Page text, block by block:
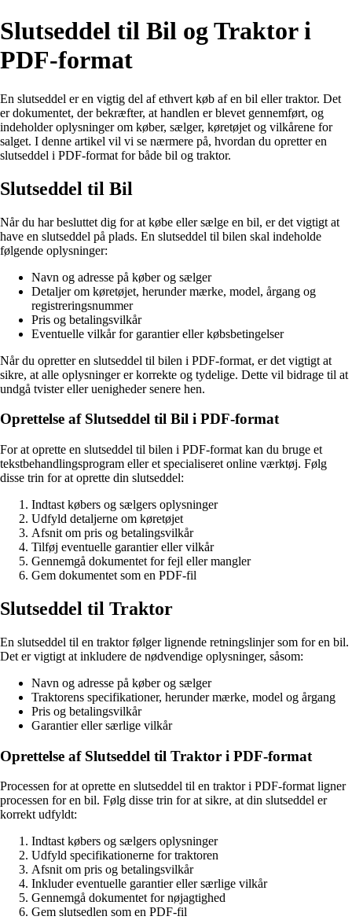
Slutseddel til Bil og Traktor i
PDF-format
En slutseddel er en vigtig del af ethvert køb af en bil eller traktor. Det
er dokumentet, der bekræfter, at handlen er blevet gennemført, og
indeholder oplysninger om køber, sælger, køretøjet og vilkårene for
salget. I denne artikel vil vi se nærmere på, hvordan du opretter en
slutseddel i PDF-format for både bil og traktor.
Slutseddel til Bil
Når du har besluttet dig for at købe eller sælge en bil, er det vigtigt at
have en slutseddel på plads. En slutseddel til bilen skal indeholde
følgende oplysninger:
Navn og adresse på køber og sælger
Detaljer om køretøjet, herunder mærke, model, årgang og
registreringsnummer
Pris og betalingsvilkår
Eventuelle vilkår for garantier eller købsbetingelser
Når du opretter en slutseddel til bilen i PDF-format, er det vigtigt at
sikre, at alle oplysninger er korrekte og tydelige. Dette vil bidrage til at
undgå tvister eller uenigheder senere hen.
Oprettelse af Slutseddel til Bil i PDF-format
For at oprette en slutseddel til bilen i PDF-format kan du bruge et
tekstbehandlingsprogram eller et specialiseret online værktøj. Følg
disse trin for at oprette din slutseddel:
Indtast købers og sælgers oplysninger
Udfyld detaljerne om køretøjet
Afsnit om pris og betalingsvilkår
Tilføj eventuelle garantier eller vilkår
Gennemgå dokumentet for fejl eller mangler
Gem dokumentet som en PDF-fil
Slutseddel til Traktor
En slutseddel til en traktor følger lignende retningslinjer som for en bil.
Det er vigtigt at inkludere de nødvendige oplysninger, såsom:
Navn og adresse på køber og sælger
Traktorens specifikationer, herunder mærke, model og årgang
Pris og betalingsvilkår
Garantier eller særlige vilkår
Oprettelse af Slutseddel til Traktor i PDF-format
Processen for at oprette en slutseddel til en traktor i PDF-format ligner
processen for en bil. Følg disse trin for at sikre, at din slutseddel er
korrekt udfyldt:
Indtast købers og sælgers oplysninger
Udfyld specifikationerne for traktoren
Afsnit om pris og betalingsvilkår
Inkluder eventuelle garantier eller særlige vilkår
Gennemgå dokumentet for nøjagtighed
Gem slutsedlen som en PDF-fil